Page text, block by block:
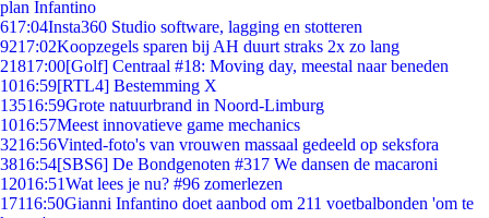
plan Infantino
617:04Insta360 Studio software, lagging en stotteren
9217:02Koopzegels sparen bij AH duurt straks 2x zo lang
21817:00[Golf] Centraal #18: Moving day, meestal naar beneden
1016:59[RTL4] Bestemming X
13516:59Grote natuurbrand in Noord-Limburg
1016:57Meest innovatieve game mechanics
3216:56Vinted-foto's van vrouwen massaal gedeeld op seksfora
3816:54[SBS6] De Bondgenoten #317 We dansen de macaroni
12016:51Wat lees je nu? #96 zomerlezen
17116:50Gianni Infantino doet aanbod om 211 voetbalbonden 'om te